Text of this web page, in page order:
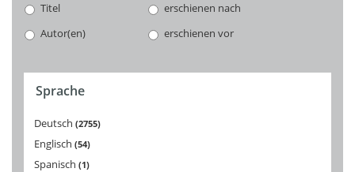
Titel
erschienen nach
Autor(en)
erschienen vor
Sprache
Deutsch 2755
Englisch 54
Spanisch 1